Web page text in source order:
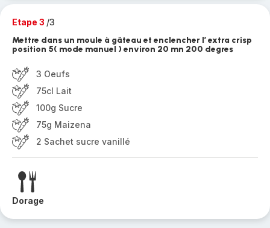
Etape 3 /3
Mettre dans un moule à gâteau et enclencher l’ extra crisp
position 5( mode manuel ) environ 20 mn 200 degres
3 Oeufs
75cl Lait
100g Sucre
75g Maizena
2 Sachet sucre vanillé
Dorage